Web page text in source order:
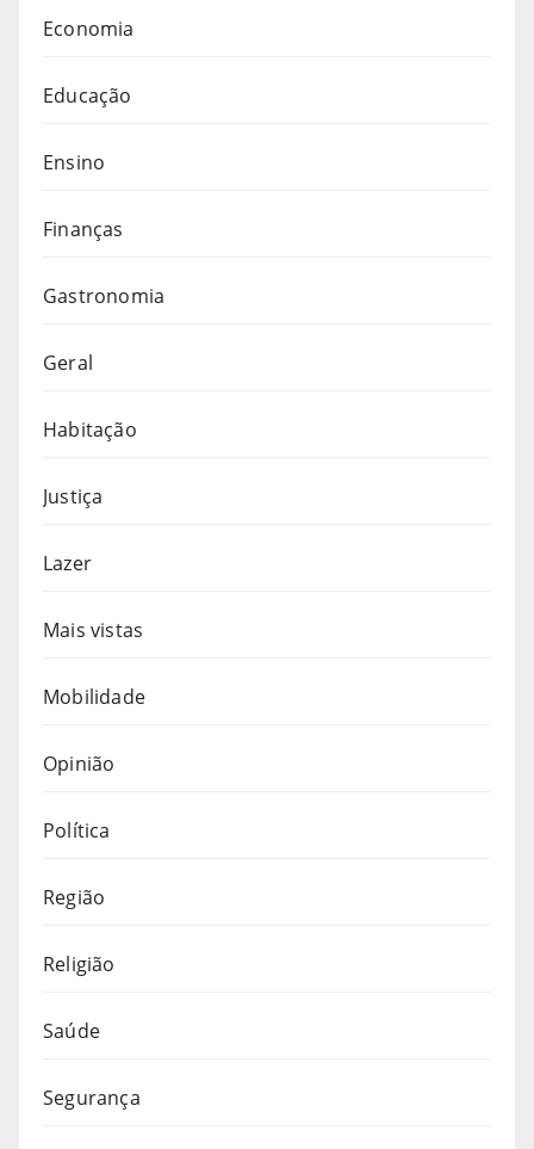
Economia
Educação
Ensino
Finanças
Gastronomia
Geral
Habitação
Justiça
Lazer
Mais vistas
Mobilidade
Opinião
Política
Região
Religião
Saúde
Segurança